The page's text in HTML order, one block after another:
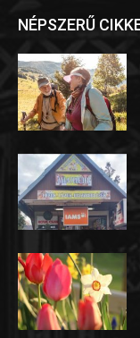
NÉPSZERŰ